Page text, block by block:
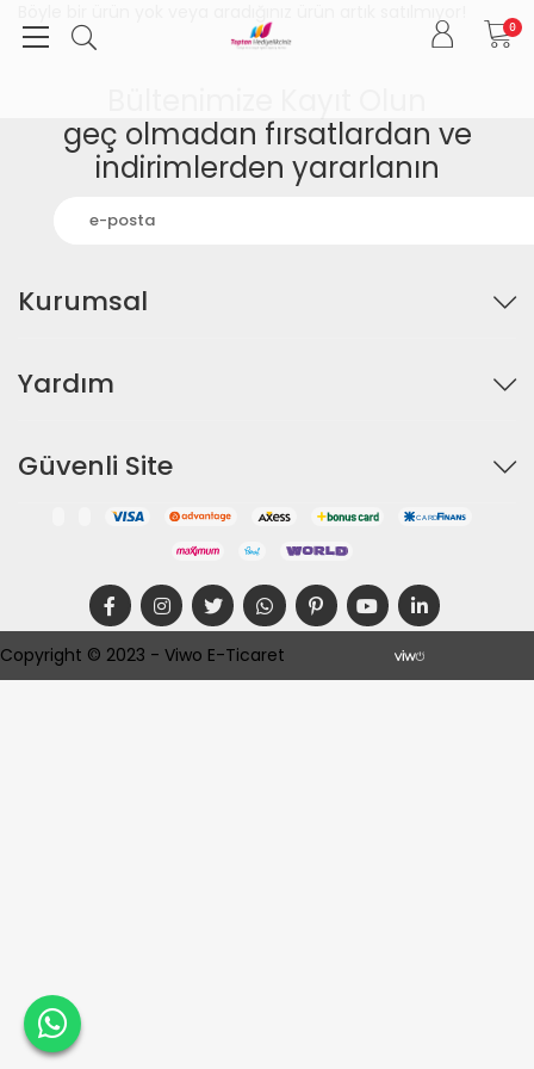
0
geç olmadan fırsatlardan ve
indirimlerden yararlanın
Kurumsal
Yardım
Güvenli Site
Copyright © 2023 - Viwo E-Ticaret